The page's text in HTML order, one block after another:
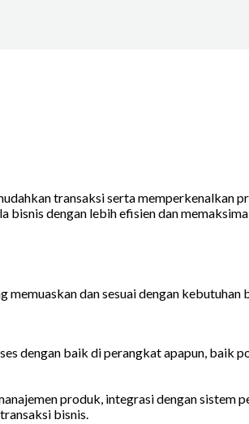
transaksi serta memperkenalkan
dengan lebih efisien dan
dan sesuai dengan
dengan baik di perangkat apapun, baik
produk, integrasi dengan sistem
bisnis.